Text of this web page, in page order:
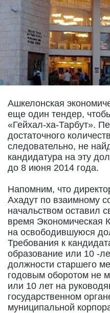
Ашкелонская
еще один тендер,
«Гейхал-ха-Тарбут».
достаточного
следовательно, не
кандидатура на эту
до 8 июня 2014 года.
Напомним, что
Ахадут по взаимному
начальством оставил
время Экономическая
на освободившуюся
Требования к
образование или 10 -
должности старшего
годовым оборотом не
или 10 лет на
государственном
муниципальной